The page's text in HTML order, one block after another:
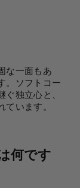
な一面もあ
。ソフトコー
独立心と、
います。
何です